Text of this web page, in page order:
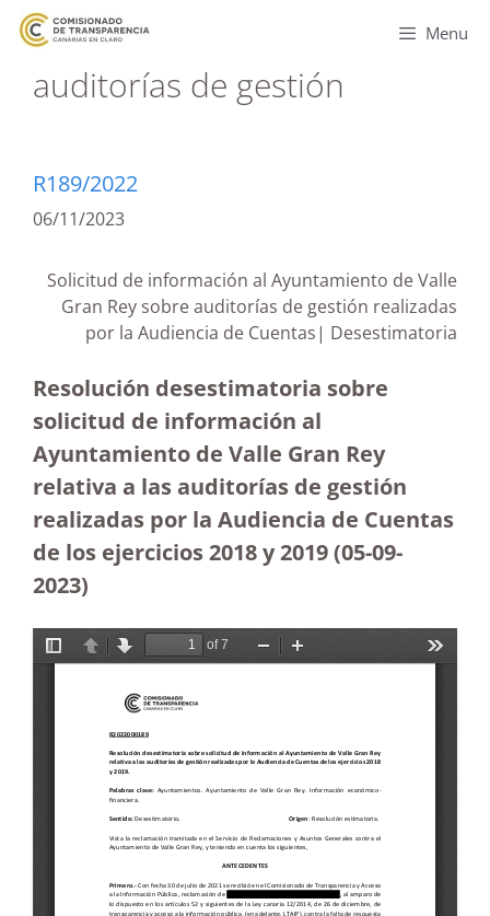
Menu
auditorías de gestión
R189/2022
06/11/2023
Solicitud de información al Ayuntamiento de Valle
Gran Rey sobre auditorías de gestión realizadas
por la Audiencia de Cuentas| Desestimatoria
Resolución desestimatoria sobre
solicitud de información al
Ayuntamiento de Valle Gran Rey
relativa a las auditorías de gestión
realizadas por la Audiencia de Cuentas
de los ejercicios 2018 y 2019(05-09-
2023)